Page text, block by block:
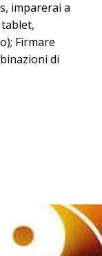
imparerai a
Firmare
di